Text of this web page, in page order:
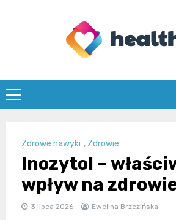
Zdrowe nawyki , Zdrowie
Inozytol –
wpływ na
3 lipca 2026 Ewelina Brzezińska